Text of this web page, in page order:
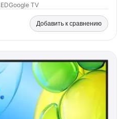
Google TV
Добавить к сравнению